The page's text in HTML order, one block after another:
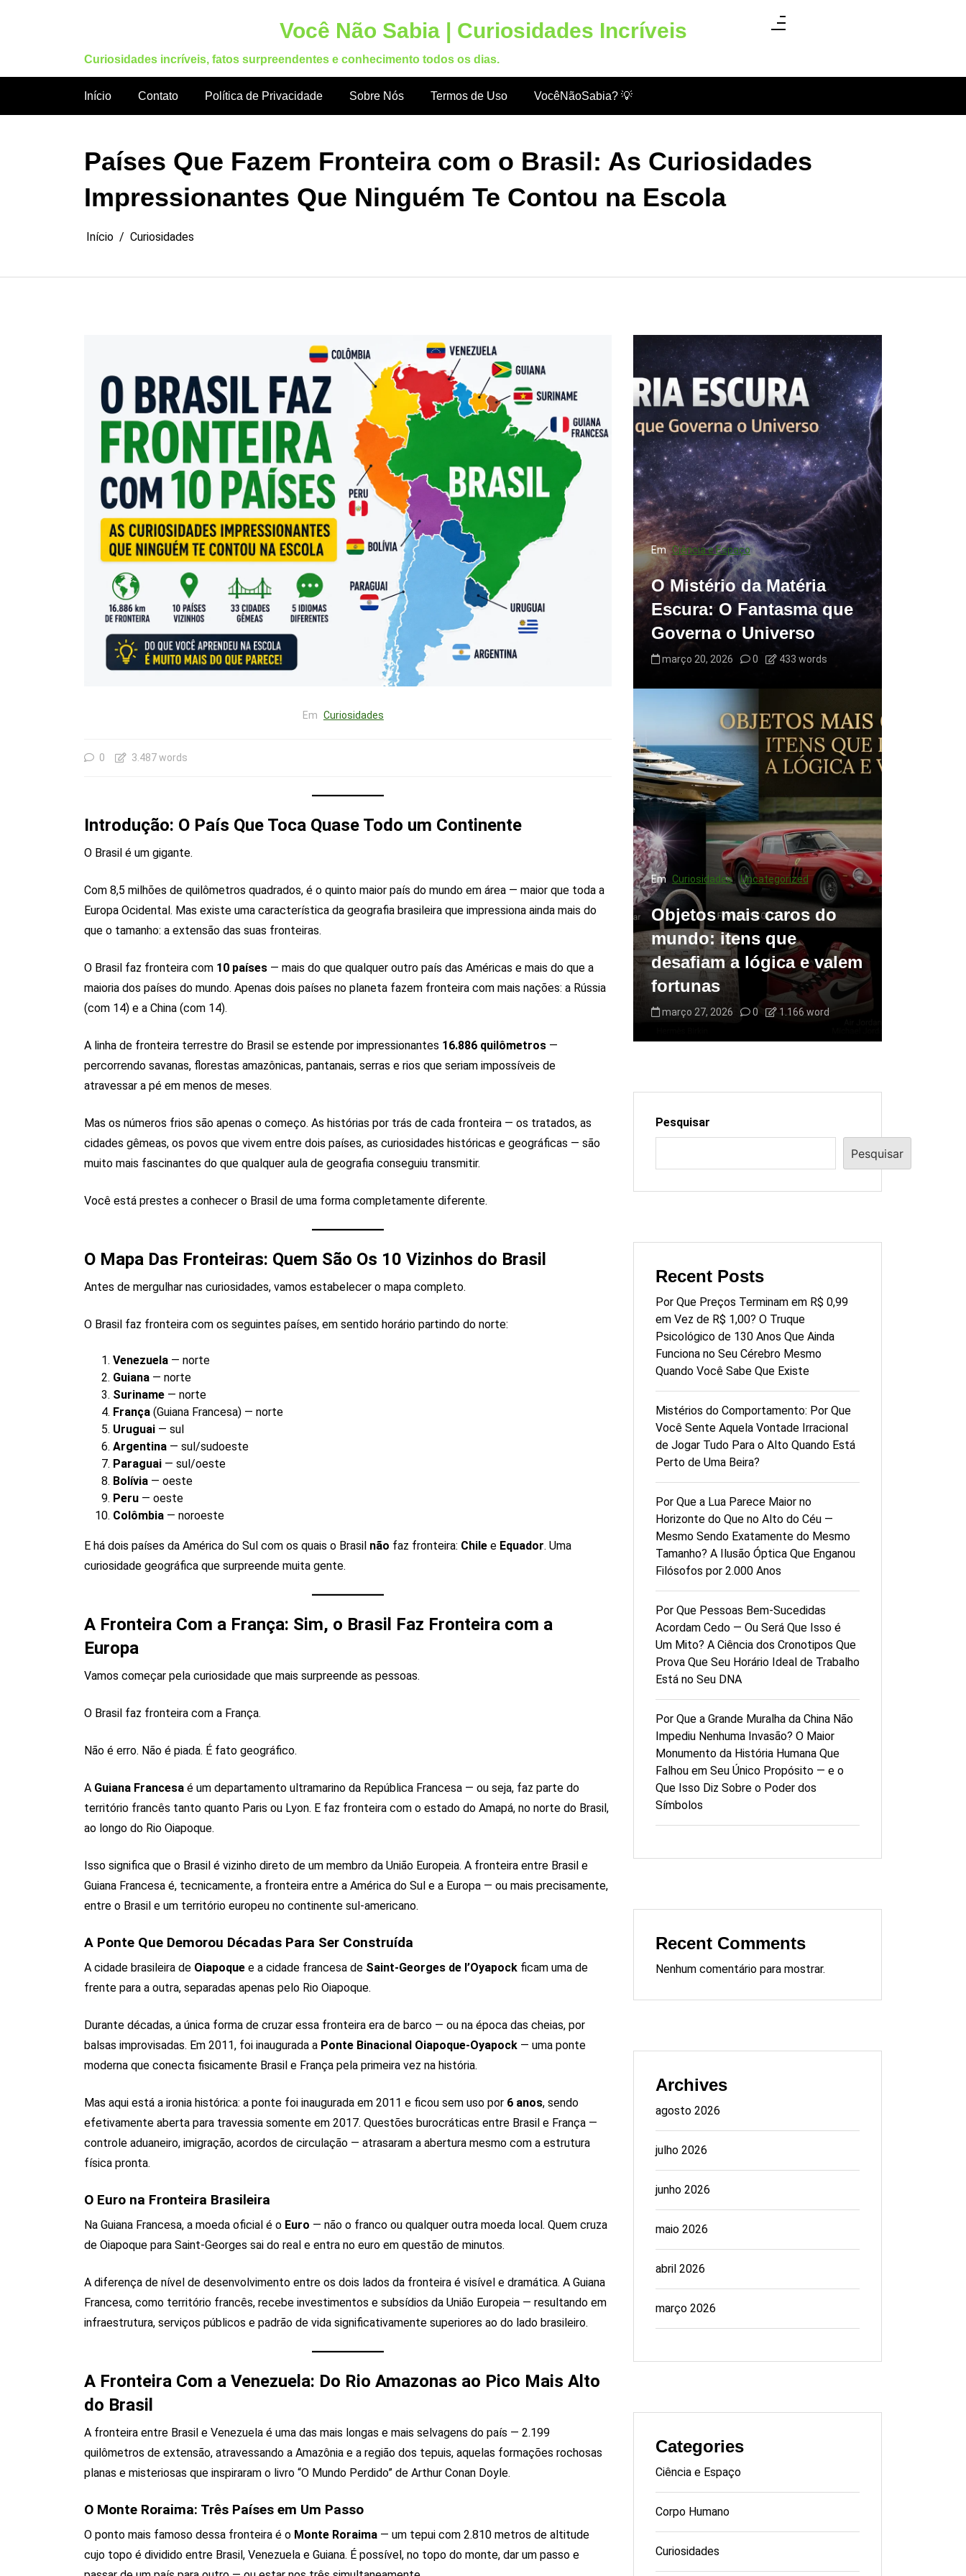
Você Não Sabia | Curiosidades Incríveis
Curiosidades incríveis, fatos surpreendentes e conhecimento todos os dias.
Início Contato Política de Privacidade Sobre Nós Termos de Uso VocêNãoSabia? 💡
Países Que Fazem Fronteira com o Brasil: As Curiosidades
Impressionantes Que Ninguém Te Contou na Escola
Início Curiosidades
Em Curiosidades
0 3.487 words
Introdução: O País Que Toca Quase Todo um Continente
O Brasil é um gigante.
Com 8,5 milhões de quilômetros quadrados, é o quinto maior país do mundo em área — maior que toda a
Europa Ocidental. Mas existe uma característica da geografia brasileira que impressiona ainda mais do
que o tamanho: a extensão das suas fronteiras.
O Brasil faz fronteira com 10 países — mais do que qualquer outro país das Américas e mais do que a
maioria dos países do mundo. Apenas dois países no planeta fazem fronteira com mais nações: a Rússia
(com 14) e a China (com 14).
A linha de fronteira terrestre do Brasil se estende por impressionantes 16.886 quilômetros —
percorrendo savanas, florestas amazônicas, pantanais, serras e rios que seriam impossíveis de
atravessar a pé em menos de meses.
Mas os números frios são apenas o começo. As histórias por trás de cada fronteira — os tratados, as
cidades gêmeas, os povos que vivem entre dois países, as curiosidades históricas e geográficas — são
muito mais fascinantes do que qualquer aula de geografia conseguiu transmitir.
Você está prestes a conhecer o Brasil de uma forma completamente diferente.
O Mapa Das Fronteiras: Quem São Os 10 Vizinhos do Brasil
Antes de mergulhar nas curiosidades, vamos estabelecer o mapa completo.
O Brasil faz fronteira com os seguintes países, em sentido horário partindo do norte:
Venezuela — norte
Guiana — norte
Suriname — norte
França (Guiana Francesa) — norte
Uruguai — sul
Argentina — sul/sudoeste
Paraguai — sul/oeste
Bolívia — oeste
Peru — oeste
Colômbia — noroeste
E há dois países da América do Sul com os quais o Brasil não faz fronteira: Chile e Equador. Uma
curiosidade geográfica que surpreende muita gente.
A Fronteira Com a França: Sim, o Brasil Faz Fronteira com a
Europa
Vamos começar pela curiosidade que mais surpreende as pessoas.
O Brasil faz fronteira com a França.
Não é erro. Não é piada. É fato geográfico.
A Guiana Francesa é um departamento ultramarino da República Francesa — ou seja, faz parte do
território francês tanto quanto Paris ou Lyon. E faz fronteira com o estado do Amapá, no norte do Brasil,
ao longo do Rio Oiapoque.
Isso significa que o Brasil é vizinho direto de um membro da União Europeia. A fronteira entre Brasil e
Guiana Francesa é, tecnicamente, a fronteira entre a América do Sul e a Europa — ou mais precisamente,
entre o Brasil e um território europeu no continente sul-americano.
A Ponte Que Demorou Décadas Para Ser Construída
A cidade brasileira de Oiapoque e a cidade francesa de Saint-Georges de l’Oyapock ficam uma de
frente para a outra, separadas apenas pelo Rio Oiapoque.
Durante décadas, a única forma de cruzar essa fronteira era de barco — ou na época das cheias, por
balsas improvisadas. Em 2011, foi inaugurada a Ponte Binacional Oiapoque-Oyapock — uma ponte
moderna que conecta fisicamente Brasil e França pela primeira vez na história.
Mas aqui está a ironia histórica: a ponte foi inaugurada em 2011 e ficou sem uso por 6 anos, sendo
efetivamente aberta para travessia somente em 2017. Questões burocráticas entre Brasil e França —
controle aduaneiro, imigração, acordos de circulação — atrasaram a abertura mesmo com a estrutura
física pronta.
O Euro na Fronteira Brasileira
Na Guiana Francesa, a moeda oficial é o Euro — não o franco ou qualquer outra moeda local. Quem cruza
de Oiapoque para Saint-Georges sai do real e entra no euro em questão de minutos.
A diferença de nível de desenvolvimento entre os dois lados da fronteira é visível e dramática. A Guiana
Francesa, como território francês, recebe investimentos e subsídios da União Europeia — resultando em
infraestrutura, serviços públicos e padrão de vida significativamente superiores ao do lado brasileiro.
A Fronteira Com a Venezuela: Do Rio Amazonas ao Pico Mais Alto
do Brasil
A fronteira entre Brasil e Venezuela é uma das mais longas e mais selvagens do país — 2.199
quilômetros de extensão, atravessando a Amazônia e a região dos tepuis, aquelas formações rochosas
planas e misteriosas que inspiraram o livro “O Mundo Perdido” de Arthur Conan Doyle.
O Monte Roraima: Três Países em Um Passo
O ponto mais famoso dessa fronteira é o Monte Roraima — um tepui com 2.810 metros de altitude
cujo topo é dividido entre Brasil, Venezuela e Guiana. É possível, no topo do monte, dar um passo e
Em Ciência e Espaço
O Mistério da Matéria
Escura: O Fantasma que
Governa o Universo
março 20, 2026 0 433 words
Em Curiosidades Uncategorized
Objetos mais caros do
mundo: itens que
desafiam a lógica e valem
fortunas
março 27, 2026 0 1.166 word
Pesquisar
Pesquisar
Recent Posts
Por Que Preços Terminam em R$ 0,99
em Vez de R$ 1,00? O Truque
Psicológico de 130 Anos Que Ainda
Funciona no Seu Cérebro Mesmo
Quando Você Sabe Que Existe
Mistérios do Comportamento: Por Que
Você Sente Aquela Vontade Irracional
de Jogar Tudo Para o Alto Quando Está
Perto de Uma Beira?
Por Que a Lua Parece Maior no
Horizonte do Que no Alto do Céu —
Mesmo Sendo Exatamente do Mesmo
Tamanho? A Ilusão Óptica Que Enganou
Filósofos por 2.000 Anos
Por Que Pessoas Bem-Sucedidas
Acordam Cedo — Ou Será Que Isso é
Um Mito? A Ciência dos Cronotipos Que
Prova Que Seu Horário Ideal de Trabalho
Está no Seu DNA
Por Que a Grande Muralha da China Não
Impediu Nenhuma Invasão? O Maior
Monumento da História Humana Que
Falhou em Seu Único Propósito — e o
Que Isso Diz Sobre o Poder dos
Símbolos
Recent Comments
Nenhum comentário para mostrar.
Archives
agosto 2026
julho 2026
junho 2026
maio 2026
abril 2026
março 2026
Categories
Ciência e Espaço
Corpo Humano
Curiosidades